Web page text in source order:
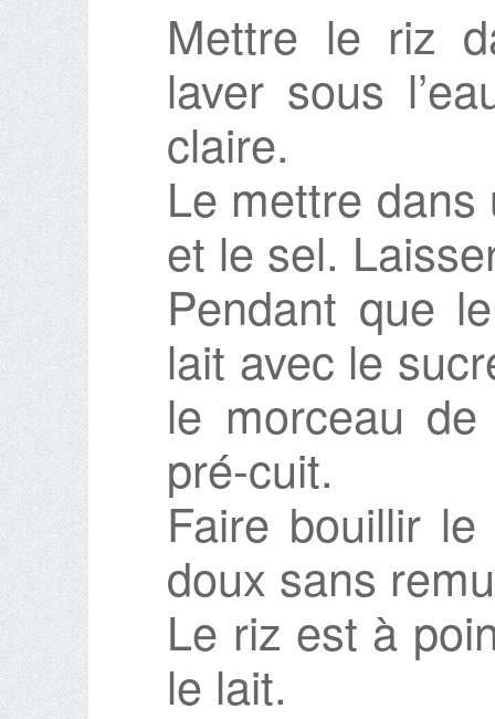
Mettre le riz
laver sous
claire.
Le mettre dans
et le sel.
Pendant que
lait avec le
le morceau
pré-cuit.
Faire bouillir
doux sans
Le riz est à
le lait.